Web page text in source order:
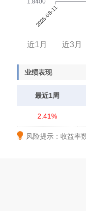
近1月 近3月
业绩表现
最近1周
2.41%
风险提示：收益率